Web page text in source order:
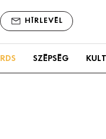
HÍRLEVÉL
SZÉPSÉG